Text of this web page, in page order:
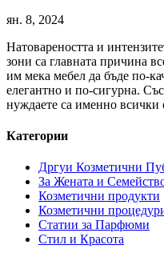
ян. 8, 2024
Натовареността и
зони са главната причина
им мека мебел да бъде по-
елегантно и по-сигурна.
нуждаете са именно всички
Категории
Дргуи Козметични
За Жената и
Козметични продукти
Козметични
Статии за Парфюми
Стил и Красота